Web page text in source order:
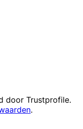
door Trustprofile.
.